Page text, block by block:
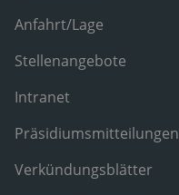
Anfahrt/Lage
Stellenangebote
Intranet
Präsidiumsmitteilungen
Verkündungsblätter